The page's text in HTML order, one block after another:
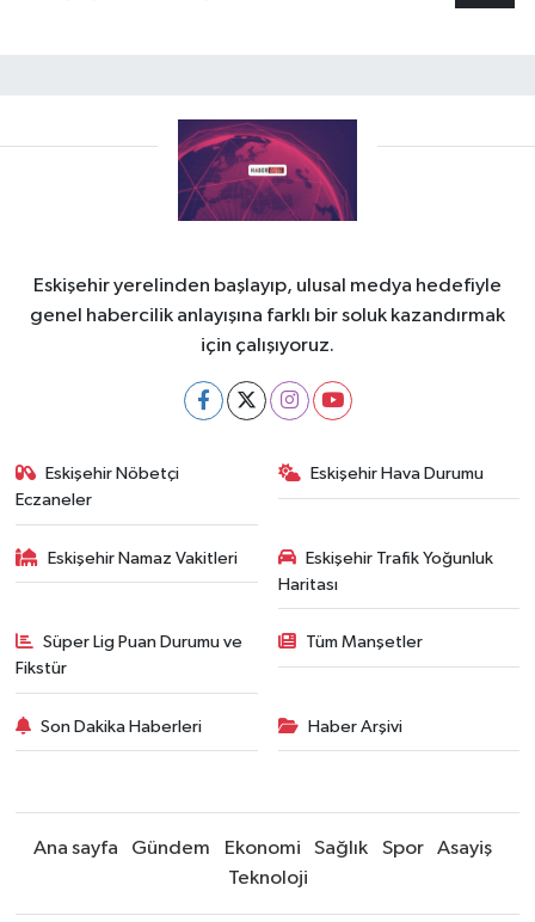
Eskişehir yerelinden başlayıp, ulusal medya hedefiyle
genel habercilik anlayışına farklı bir soluk kazandırmak
için çalışıyoruz.
Eskişehir Nöbetçi
Eczaneler
Eskişehir Hava Durumu
Eskişehir Namaz Vakitleri
Eskişehir Trafik Yoğunluk
Haritası
Süper Lig Puan Durumu ve
Fikstür
Tüm Manşetler
Son Dakika Haberleri Haber Arşivi
Ana sayfa Gündem Ekonomi Sağlık Spor
Asayiş
Teknoloji